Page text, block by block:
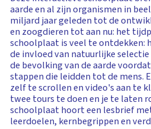
aarde en al zijn organismen in
miljard jaar geleden tot de
en zoogdieren tot aan nu: het
schoolplaat is veel te ontdekken:
de invloed van natuurlijke
de bevolking van de aarde
stappen die leidden tot de mens.
zelf te scrollen en video's aan te
twee tours te doen en je te laten
schoolplaat hoort een lesbrief
leerdoelen, kernbegrippen en